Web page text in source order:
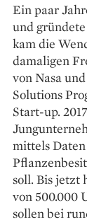
Ein paar
und
kam die
damaligen
von Nasa
Solutions
Start-up.
mittels
soll. Bis jetzt
von 500.000
sollen bei